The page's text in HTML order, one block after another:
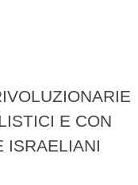
E CON
ISRAELIANI